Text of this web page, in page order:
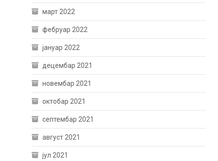
март 2022
фебруар 2022
јануар 2022
децембар 2021
новембар 2021
октобар 2021
септембар 2021
август 2021
јул 2021